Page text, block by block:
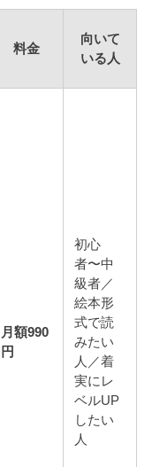
料金
向いて
いる人
月額990
円
初心
者〜中
級者／
絵本形
式で読
みたい
人／着
実にレ
ベルUP
したい
人